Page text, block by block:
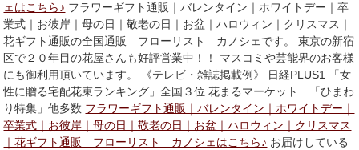
ェはこちら♪ フラワーギフト通販｜バレンタイン｜ホワイトデー｜卒
業式｜お彼岸｜母の日｜敬老の日｜お盆｜ハロウィン｜クリスマス｜
花ギフト通販の全国通販 フローリスト カノシェです。 東京の新宿
区で２０年目の花屋さんも好評営業中！！ マスコミや芸能界のお客様
にも御利用頂いています。 《テレビ・雑誌掲載例》 日経PLUS1 「女
性に贈る宅配花束ランキング」全国３位 花まるマーケット 「ひまわ
り特集」他多数 フラワーギフト通販｜バレンタイン｜ホワイトデー｜
卒業式｜お彼岸｜母の日｜敬老の日｜お盆｜ハロウィン｜クリスマス
｜花ギフト通販 フローリスト カノシェはこちら♪ お届けしている